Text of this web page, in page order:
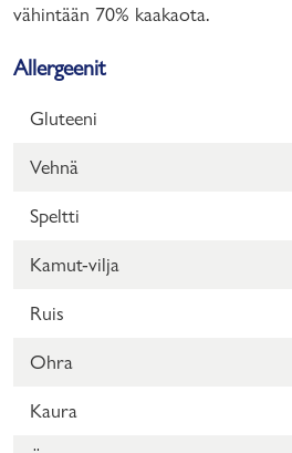
vähintään 70% kaakaota.
Allergeenit
Gluteeni
Vehnä
Speltti
Kamut-vilja
Ruis
Ohra
Kaura